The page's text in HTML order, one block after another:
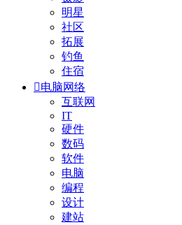
明星
社区
拓展
钓鱼
住宿
电脑网络
互联网
IT
硬件
数码
软件
电脑
编程
设计
建站